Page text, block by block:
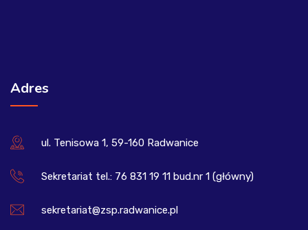
Adres
ul. Tenisowa 1, 59-160 Radwanice
Sekretariat tel.: 76 831 19 11 bud.nr 1 (główny)
sekretariat@zsp.radwanice.pl